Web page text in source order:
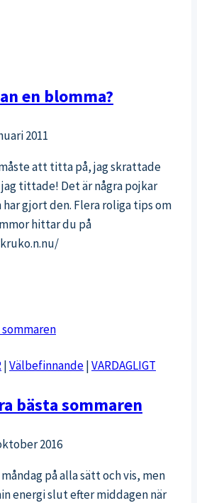
en blomma?
2011
att titta på, jag skrattade
tittade! Det är några pojkar
har gjort den. Flera roliga tips om
hittar du på
|Välbefinnande|VARDAGLIGT
bästa sommaren
2016
på alla sätt och vis, men
energi slut efter middagen när